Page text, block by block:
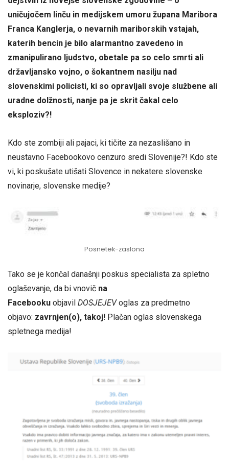
uničujočem linču in medijskem umoru župana Maribora
Franca Kanglerja, o nevarnih mariborskih vstajah,
katerih bencin je bilo alarmantno zavedeno in
zmanipulirano ljudstvo, obetale pa so celo smrti ali
državljansko vojno, o šokantnem nasilju nad
slovenskimi policisti, ki so opravljali svoje službene ali
uradne dolžnosti, nanje pa je skrit čakal celo
eksploziv?!
Kdo ste zombiji ali pajaci, ki tičite za nezaslišano in
neustavno Facebookovo cenzuro sredi Slovenije?! Kdo ste
vi, ki poskušate utišati Slovence in nekatere slovenske
novinarje, slovenske medije?
Posnetek-zaslona
Tako se je končal današnji poskus specialista za spletno
oglaševanje, da bi vnovič na
Facebooku objavil DOSJEJEVoglas za predmetno
objavo: zavrnjen(o), takoj! Plačan oglas slovenskega
spletnega medija!